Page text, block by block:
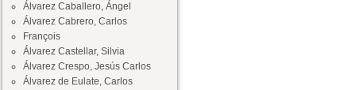
Álvarez Caballero, Ángel
Álvarez Cabrero, Carlos
François
Álvarez Castellar, Silvia
Álvarez Crespo, Jesús Carlos
Álvarez de Eulate, Carlos